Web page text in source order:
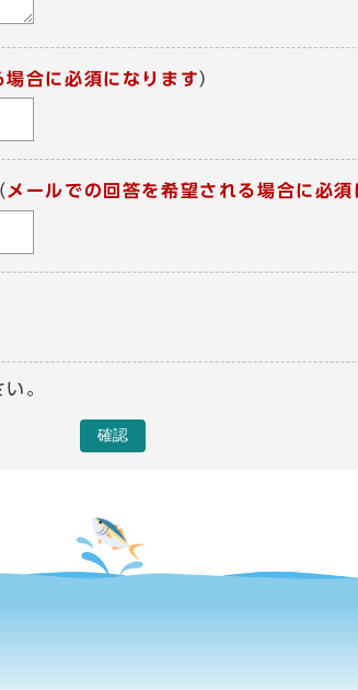
合に必須になります）
メールでの回答を希望される場合に必須
。
確認